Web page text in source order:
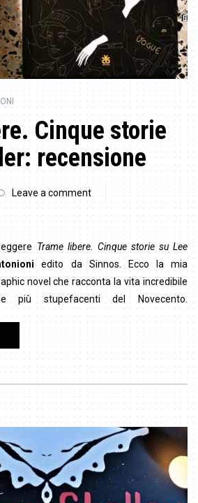
Cinque storie
recensione
Leave a comment
Trame libere. Cinque storie su Lee
edito da Sinnos. Ecco la mia
novel che racconta la vita incredibile
più stupefacenti del Novecento.